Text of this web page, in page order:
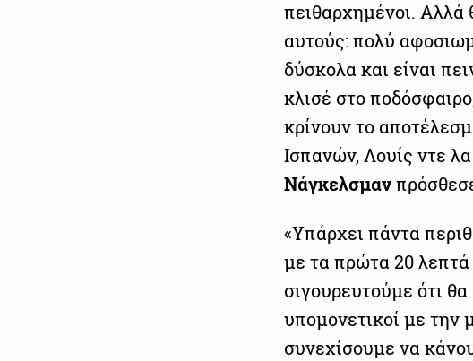
πειθαρχημένοι. Αλλά
αυτούς: πολύ
δύσκολα και είναι
κλισέ στο
κρίνουν το
Ισπανών, Λουίς ντε
Νάγκελσμαν
«Υπάρχει πάντα
με τα πρώτα 20 λεπτά
σιγουρευτούμε ότι
υπομονετικοί με
συνεχίσουμε να